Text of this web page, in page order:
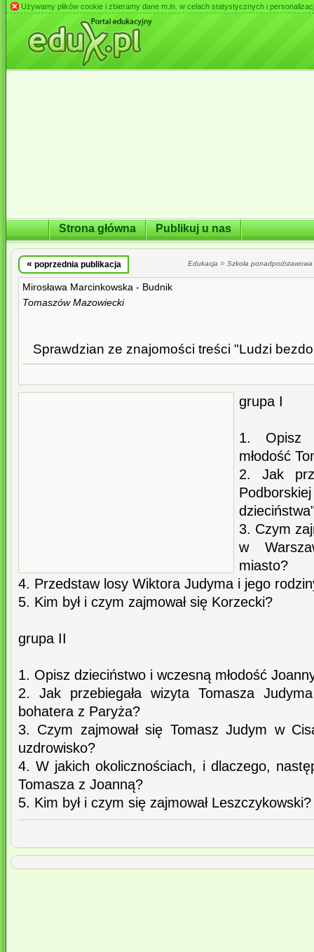
Używamy plików cookie i zbieramy dane m.in. w celach statystycznych i
Strona główna Publikuj u nas
« poprzednia publikacja Edukacja » Szkoła ponadpodstawowa
Mirosława Marcinkowska - Budnik
Tomaszów Mazowiecki
Sprawdzian ze znajomości treści "Ludzi
grupa I
1. Opisz
młodość
2. Jak
3. Czym
w
miasto?
4. Przedstaw losy Wiktora Judyma i jego
5. Kim był i czym zajmował się Korzecki?
grupa II
1. Opisz dzieciństwo i wczesną młodość
2. Jak przebiegała wizyta Tomasza
bohatera z Paryża?
3. Czym zajmował się Tomasz Judym w
uzdrowisko?
4. W jakich okolicznościach, i dlaczego,
Tomasza z Joanną?
5. Kim był i czym się zajmował Leszczykowski?